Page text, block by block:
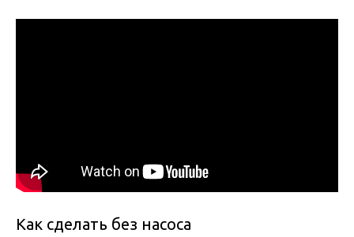
Как сделать без насоса